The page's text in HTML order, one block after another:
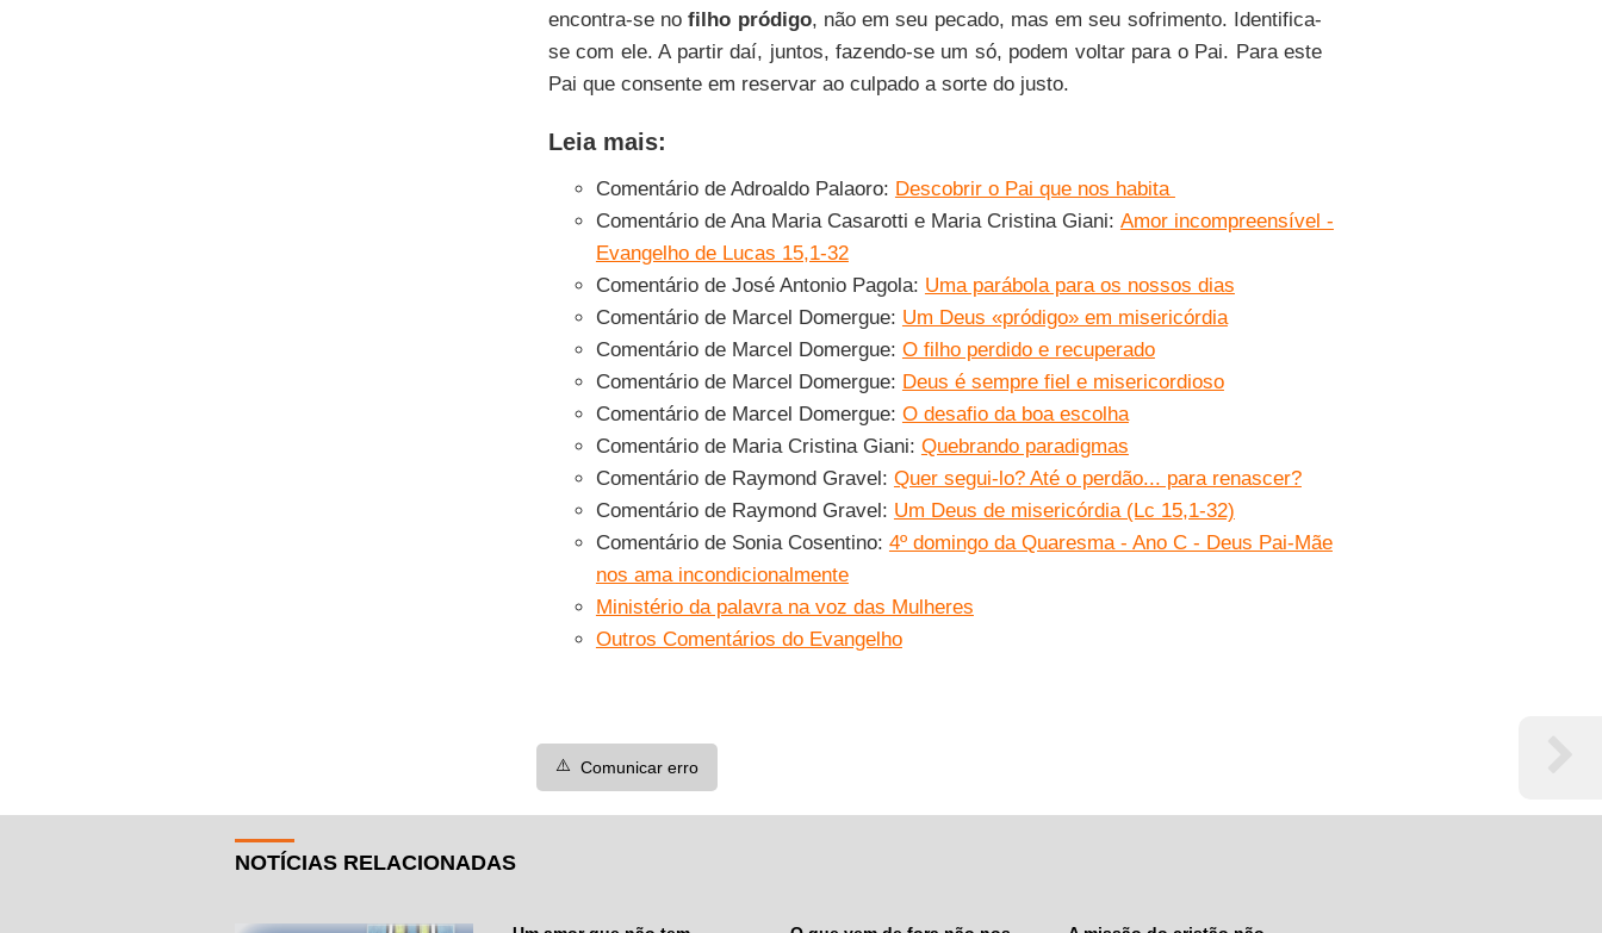
encontra-se nofilho pródigo, não em seu pecado, mas em seu sofrimento. Identifica-
se com ele. A partir daí, juntos, fazendo-se um só, podem voltar para o Pai. Para este
Pai que consente em reservar ao culpado a sorte do justo.
Leia mais:
Comentário de Adroaldo Palaoro: Descobrir o Pai que nos habita
Comentário de Ana Maria Casarotti e Maria Cristina Giani: Amor incompreensível -
Evangelho de Lucas 15,1-32
Comentário de José Antonio Pagola: Uma parábola para os nossos dias
Comentário de Marcel Domergue: Um Deus «pródigo» em misericórdia
Comentário de Marcel Domergue: O filho perdido e recuperado
Comentário de Marcel Domergue: Deus é sempre fiel e misericordioso
Comentário de Marcel Domergue: O desafio da boa escolha
Comentário de Maria Cristina Giani: Quebrando paradigmas
Comentário de Raymond Gravel: Quer segui-lo? Até o perdão... para renascer?
Comentário de Raymond Gravel: Um Deus de misericórdia (Lc 15,1-32)
Comentário de Sonia Cosentino: 4º domingo da Quaresma - Ano C - Deus Pai-Mãe
nos ama incondicionalmente
Ministério da palavra na voz das Mulheres
Outros Comentários do Evangelho
⚠️ Comunicar erro
NOTÍCIAS RELACIONADAS